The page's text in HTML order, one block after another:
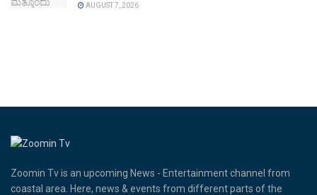
AUGUST 7, 2026
Zoomin Tv is an upcoming News - Entertainment channel from
coastal area. Here, news & events from different parts of the